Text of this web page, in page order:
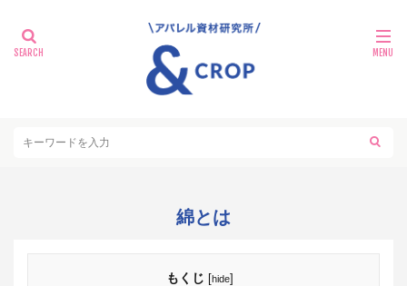
綿とは
もくじ hide]